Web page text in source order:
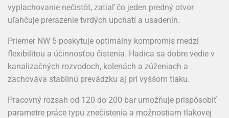
vyplachovanie nečistôt, zatiaľ čo jeden predný otvor
uľahčuje prerazenie tvrdých upchatí a usadenín.
Priemer NW 5 poskytuje optimálny kompromis medzi
flexibilitou a účinnosťou čistenia. Hadica sa dobre vedie v
kanalizačných rozvodoch, kolenách a zúženiach a
zachováva stabilnú prevádzku aj pri vyššom tlaku.
Pracovný rozsah od 120 do 200 bar umožňuje prispôsobiť
parametre práce typu znečistenia a možnostiam tlakovej